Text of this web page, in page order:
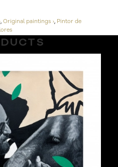
, Original paintings ›, Pintor de